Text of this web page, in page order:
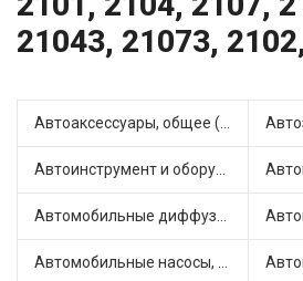
21043, 21073,
Автоаксессуары, общее (1)
Автоинструмент и оборудование (7)
Автомобильные диффузоры и вентиляторы (4)
Автомобильные насосы, компрессоры и манометры (1)